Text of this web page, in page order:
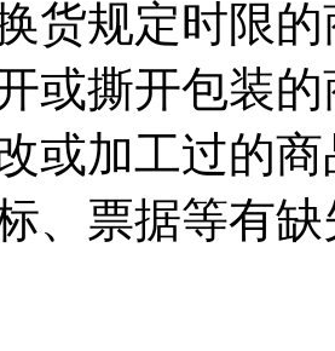
货规定时限
或撕开包装
或加工过的商
、票据等有